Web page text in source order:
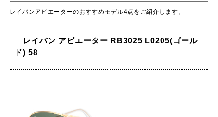
レイバンアビエーターのおすすめモデル4点をご紹介します。
レイバン アビエーター RB3025 L0205(ゴール
ド) 58